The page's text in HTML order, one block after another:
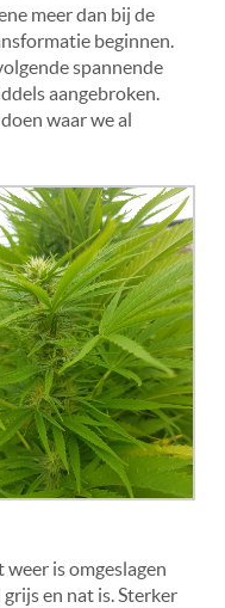
meer dan bij de
beginnen.
spannende
aangebroken.
waar we al
weer is omgeslagen
en nat is. Sterker